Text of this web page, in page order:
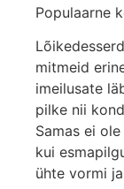
Populaarne
mitmeid
imeilusate
pilke nii
Samas ei
kui
ühte vormi